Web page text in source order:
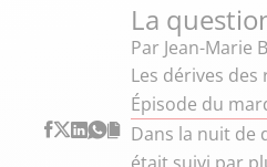
La
Par Jean-Marie
Les dérives
Épisode du
Dans la nuit de